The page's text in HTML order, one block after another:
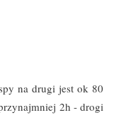
na drugi jest ok 80
2h - drogi